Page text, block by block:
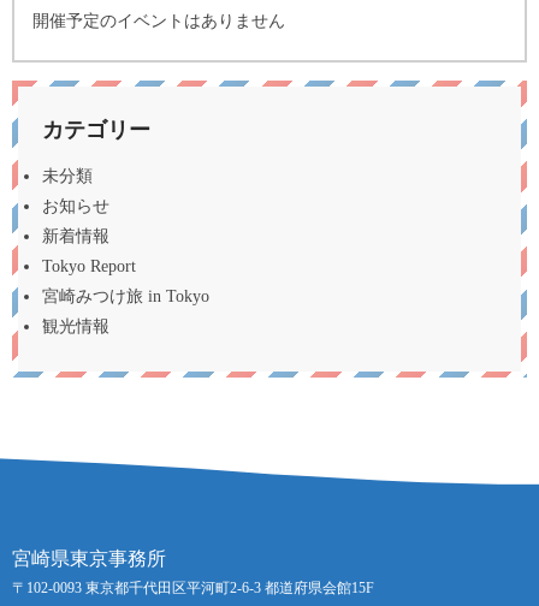
開催予定のイベントはありません
カテゴリー
未分類
お知らせ
新着情報
Tokyo Report
宮崎みつけ旅 in Tokyo
観光情報
宮崎県東京事務所
〒102-0093 東京都千代田区平河町2-6-3 都道府県会館15F